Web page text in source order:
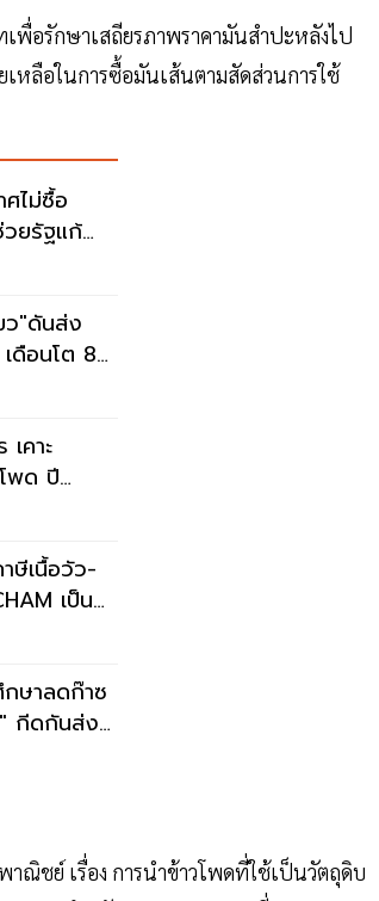
พื่อรักษาเสถียรภาพราคามันสำปะหลังไป
หลือในการซื้อมันเส้นตามสัดส่วนการใช้
ไม่ซื้อ
วยรัฐแก้
ว"ดันส่ง
ดือนโต 8
คาะ
พด ปี
น
ษีเนื้อวัว-
เป็นก
ษาลดก๊าซ
กีดกันส่ง
าณิชย์ เรื่อง การนำข้าวโพดที่ใช้เป็นวัตถุดิบ